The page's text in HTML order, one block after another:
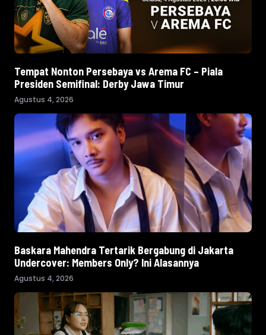
Tempat Nonton Persebaya vs Arema FC – Piala
Presiden Semifinal: Derby Jawa Timur
Agustus 4, 2026
Baskara Mahendra Tertarik Bergabung di Jakarta
Undercover: Members Only? Ini Alasannya
Agustus 4, 2026